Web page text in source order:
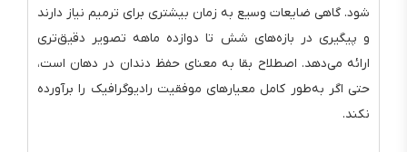
شود. گاهی ضایعات وسیع به زمان بیشتری برای ترمیم نیاز دارند
و پیگیری در بازه‌های شش تا دوازده ماهه تصویر دقیق‌تری
ارائه می‌دهد. اصطلاح بقا به معنای حفظ دندان در دهان است،
حتی اگر به‌طور کامل معیارهای موفقیت رادیوگرافیک را برآورده
نکند.